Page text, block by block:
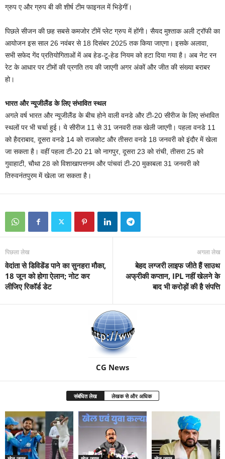
ग्रुप ए और ग्रुप बी की शीर्ष टीम फाइनल में भिड़ेगीं।
पिछले सीजन की छह सबसे कमजोर टीमें प्लेट ग्रुप में होंगी। सैयद मुश्ताक अली ट्रॉफी का
आयोजन इस साल 26 नवंबर से 18 दिसंबर 2025 तक किया जाएगा। इसके अलावा,
सभी सफेद गेंद प्रतियोगिताओं में अब हेड-टू-हेड नियम को हटा दिया गया है। अब नेट रन
रेट के आधार पर टीमों की प्रगति तय की जाएगी अगर अंकों और जीत की संख्या बराबर
हो।
भारत और न्यूजीलैंड के लिए संभावित स्थल
अगले वर्ष भारत और न्यूजीलैंड के बीच होने वाली वनडे और टी-20 सीरीज के लिए संभावित
स्थलों पर भी चर्चा हुई। ये सीरीज 11 से 31 जनवरी तक खेली जाएगी। पहला वनडे 11
को हैदराबाद, दूसरा वनडे 14 को राजकोट और तीसरा वनडे 18 जनवरी को इंदौर में खेला
जा सकता है। वहीं पहला टी-20 21 को नागपुर, दूसरा 23 को रांची, तीसरा 25 को
गुवाहाटी, चौथा 28 को विशाखापत्तनम और पांचवां टी-20 मुकाबला 31 जनवरी को
तिरुवनंतपुरम में खेला जा सकता है।
पिछला लेख
वेदांता से डिविडेंड पाने का सुनहरा मौका,
18 जून को होगा ऐलान; नोट कर
लीजिए रिकॉर्ड डेट
अगला लेख
बेहद लग्‍जरी लाइफ जीते हैं साउथ
अफ्रीकी कप्‍तान, IPL नहीं खेलने के
बाद भी करोड़ों की है संपत्ति
CG News
संबंधित लेख लेखक से और अधिक